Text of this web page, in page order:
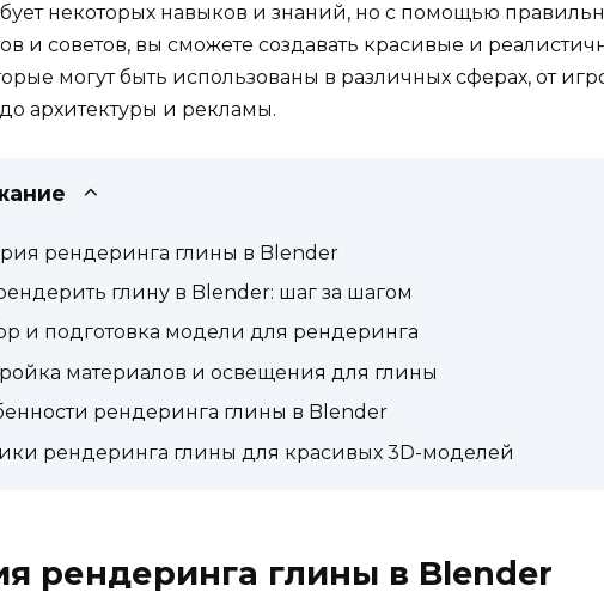
некоторых навыков и знаний, но с помощью
и советов, вы сможете создавать красивые и
могут быть использованы в различных сферах, от
архитектуры и рекламы.
рендеринга глины в Blender
глину в Blender: шаг за шагом
и подготовка модели для рендеринга
материалов и освещения для глины
рендеринга глины в Blender
рендеринга глины для красивых 3D-моделей
рендеринга глины в Blender